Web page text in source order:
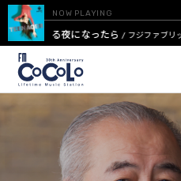
検
索
PICK UP
NOW PLAYING
星降る夜になったら/ フジファブリック